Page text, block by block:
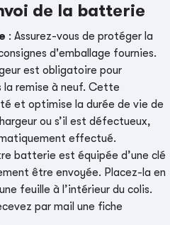
de la batterie
: Assurez-vous de protéger la
d'emballage fournies.
est obligatoire pour
remise à neuf. Cette
et optimise la durée de vie de
ou s’il est défectueux,
effectué.
batterie est équipée d’une clé
être envoyée. Placez-la en
feuille à l’intérieur du colis.
par mail une fiche